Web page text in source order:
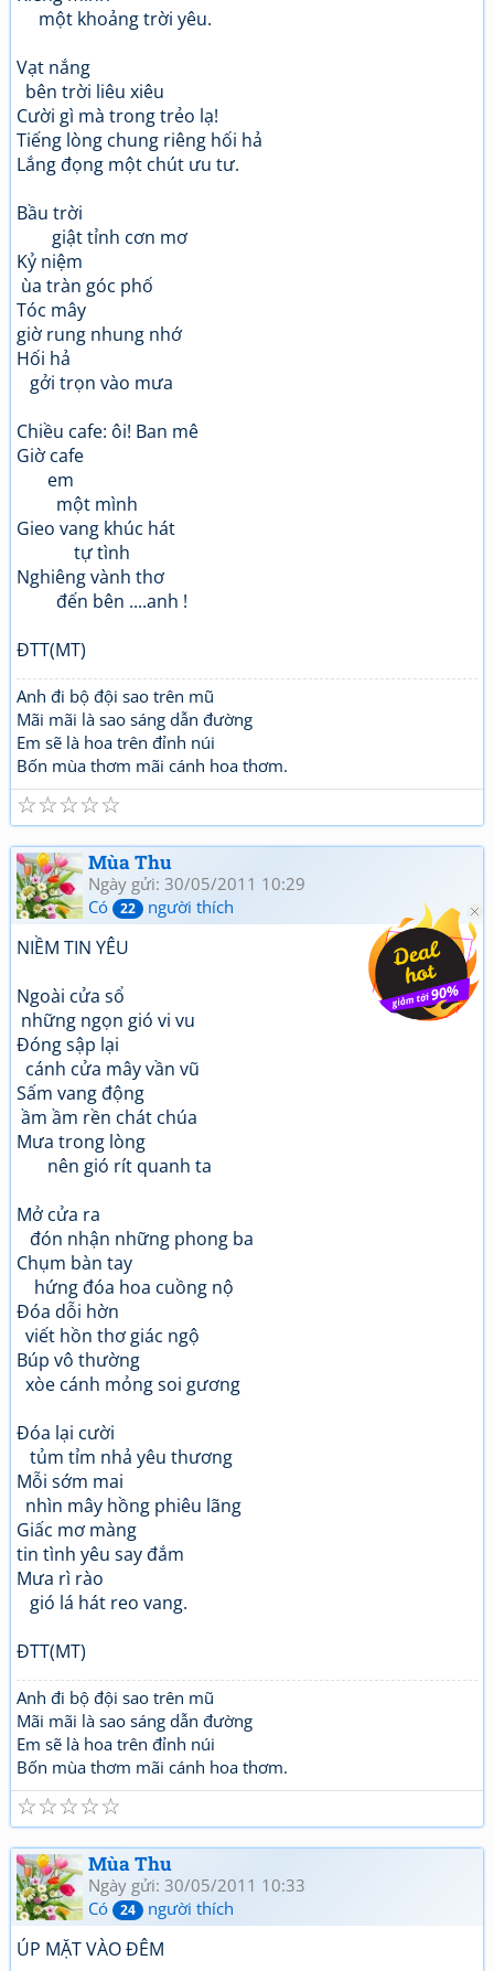
một khoảng trời yêu.
Vạt nắng
bên trời liêu xiêu
Cười gì mà trong trẻo lạ!
Tiếng lòng chung riêng hối hả
Lắng đọng một chút ưu tư.
Bầu trời
giật tỉnh cơn mơ
Kỷ niệm
ùa tràn góc phố
Tóc mây
giờ rung nhung nhớ
Hối hả
gởi trọn vào mưa
Chiều cafe: ôi! Ban mê
Giờ cafe
em
một mình
Gieo vang khúc hát
tự tình
Nghiêng vành thơ
đến bên ....anh !
ĐTT(MT)
Anh đi bộ đội sao trên mũ
Mãi mãi là sao sáng dẫn đường
Em sẽ là hoa trên đỉnh núi
Bốn mùa thơm mãi cánh hoa thơm.
☆
☆
☆
☆
☆
Mùa Thu
Ngày gửi: 30/05/2011 10:29
Có
22 người thích
NIỀM TIN YÊU
Ngoài cửa sổ
những ngọn gió vi vu
Đóng sập lại
cánh cửa mây vần vũ
Sấm vang động
ầm ầm rền chát chúa
Mưa trong lòng
nên gió rít quanh ta
Mở cửa ra
đón nhận những phong ba
Chụm bàn tay
hứng đóa hoa cuồng nộ
Đóa dỗi hờn
viết hồn thơ giác ngộ
Búp vô thường
xòe cánh mỏng soi gương
Đóa lại cười
tủm tỉm nhả yêu thương
Mỗi sớm mai
nhìn mây hồng phiêu lãng
Giấc mơ màng
tin tình yêu say đắm
Mưa rì rào
gió lá hát reo vang.
ĐTT(MT)
Anh đi bộ đội sao trên mũ
Mãi mãi là sao sáng dẫn đường
Em sẽ là hoa trên đỉnh núi
Bốn mùa thơm mãi cánh hoa thơm.
☆
☆
☆
☆
☆
Mùa Thu
Ngày gửi: 30/05/2011 10:33
Có
24 người thích
ÚP MẶT VÀO ĐÊM